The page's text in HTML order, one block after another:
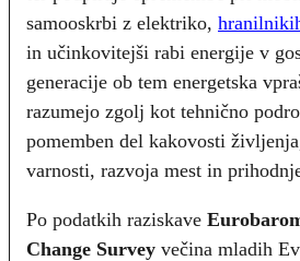
samooskrbi z elektriko,
in učinkovitejši rabi energije v
generacije ob tem energetska
razumejo zgolj kot tehnično
pomemben del kakovosti
varnosti, razvoja mest in
Po podatkih raziskave
Change Survey večina mladih